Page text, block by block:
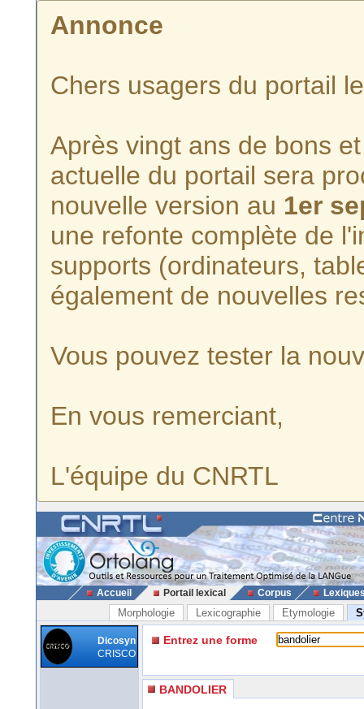
Annonce
Chers usagers du portail
Après vingt ans de bons
actuelle du portail sera
nouvelle version au 1er
une refonte complète de
supports (ordinateurs,
également de nouvelles
Vous pouvez tester la
En vous remerciant,
L'équipe du CNRTL
Accueil Portail lexical Corpus
Morphologie Lexicographie Etymologie
Dicosyn
CRISCO
Entrez une forme
BANDOLIER